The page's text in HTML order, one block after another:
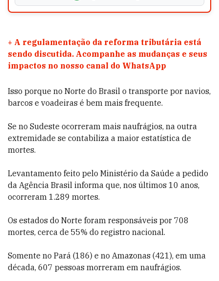
+ A regulamentação da reforma tributária está
sendo discutida. Acompanhe as mudanças e seus
impactos no nosso canal do WhatsApp
Isso porque no Norte do Brasil o transporte por navios,
barcos e voadeiras é bem mais frequente.
Se no Sudeste ocorreram mais naufrágios, na outra
extremidade se contabiliza a maior estatística de
mortes.
Levantamento feito pelo Ministério da Saúde a pedido
da Agência Brasil informa que, nos últimos 10 anos,
ocorreram 1.289 mortes.
Os estados do Norte foram responsáveis por 708
mortes, cerca de 55% do registro nacional.
Somente no Pará (186) e no Amazonas (421), em uma
década, 607 pessoas morreram em naufrágios.